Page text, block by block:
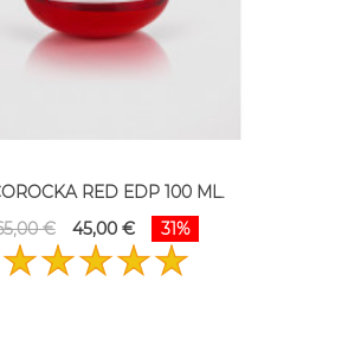
RED EDP 100 ML.
€
45,00 € 31%